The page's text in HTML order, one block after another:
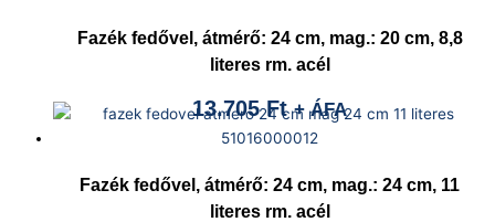
Fazék fedővel, átmérő: 24 cm, mag.: 20 cm, 8,8
literes rm. acél
13.705Ft + ÁFA
Fazék fedővel, átmérő: 24 cm, mag.: 24 cm, 11
literes rm. acél